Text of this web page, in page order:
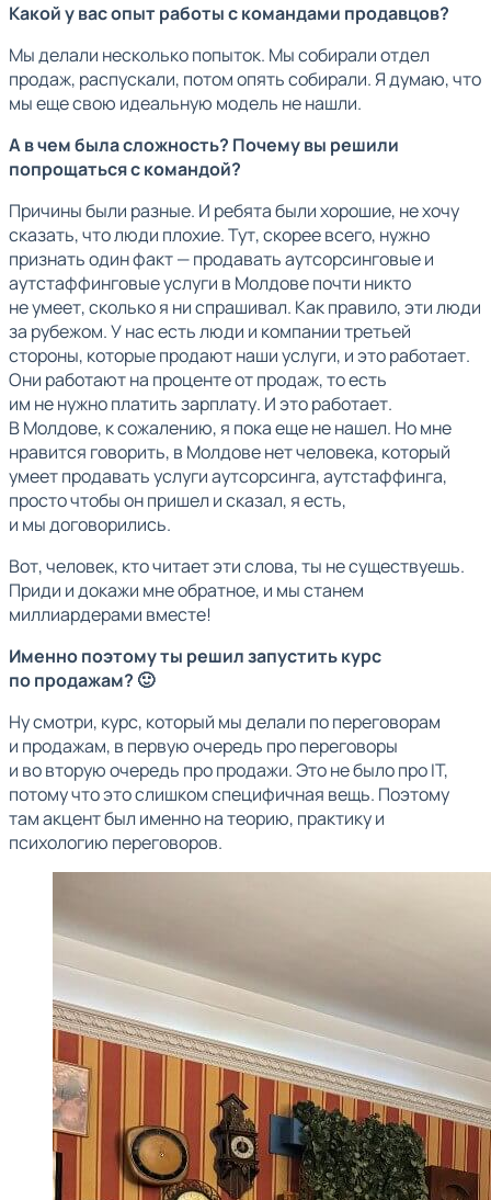
Какой у вас опыт работы с командами продавцов?
Мы делали несколько попыток. Мы собирали отдел
продаж, распускали, потом опять собирали. Я думаю, что
мы еще свою идеальную модель не нашли.
А в чем была сложность? Почему вы решили
попрощаться с командой?
Причины были разные. И ребята были хорошие, не хочу
сказать, что люди плохие. Тут, скорее всего, нужно
признать один факт — продавать аутсорсинговые и
аутстаффинговые услуги в Молдове почти никто
не умеет, сколько я ни спрашивал. Как правило, эти люди
за рубежом. У нас есть люди и компании третьей
стороны, которые продают наши услуги, и это работает.
Они работают на проценте от продаж, то есть
им не нужно платить зарплату. И это работает.
В Молдове, к сожалению, я пока еще не нашел. Но мне
нравится говорить, в Молдове нет человека, который
умеет продавать услуги аутсорсинга, аутстаффинга,
просто чтобы он пришел и сказал, я есть,
и мы договорились.
Вот, человек, кто читает эти слова, ты не существуешь.
Приди и докажи мне обратное, и мы станем
миллиардерами вместе!
Именно поэтому ты решил запустить курс
по продажам? 🙂
Ну смотри, курс, который мы делали по переговорам
и продажам, в первую очередь про переговоры
и во вторую очередь про продажи. Это не было про IT,
потому что это слишком специфичная вещь. Поэтому
там акцент был именно на теорию, практику и
психологию переговоров.